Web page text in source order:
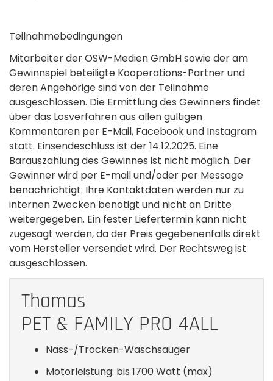
Teilnahmebedingungen
Mitarbeiter der OSW-Medien GmbH sowie der am
Gewinnspiel beteiligte Kooperations-Partner und
deren Angehörige sind von der Teilnahme
ausgeschlossen. Die Ermittlung des Gewinners findet
über das Losverfahren aus allen gültigen
Kommentaren per E-Mail, Facebook und Instagram
statt. Einsendeschluss ist der 14.12.2025. Eine
Barauszahlung des Gewinnes ist nicht möglich. Der
Gewinner wird per E-mail und/oder per Message
benachrichtigt. Ihre Kontaktdaten werden nur zu
internen Zwecken benötigt und nicht an Dritte
weitergegeben. Ein fester Liefertermin kann nicht
zugesagt werden, da der Preis gegebenenfalls direkt
vom Hersteller versendet wird. Der Rechtsweg ist
ausgeschlossen.
Thomas
PET & FAMILY PRO 4ALL
Nass-/Trocken-Waschsauger
Motorleistung: bis 1700 Watt (max)